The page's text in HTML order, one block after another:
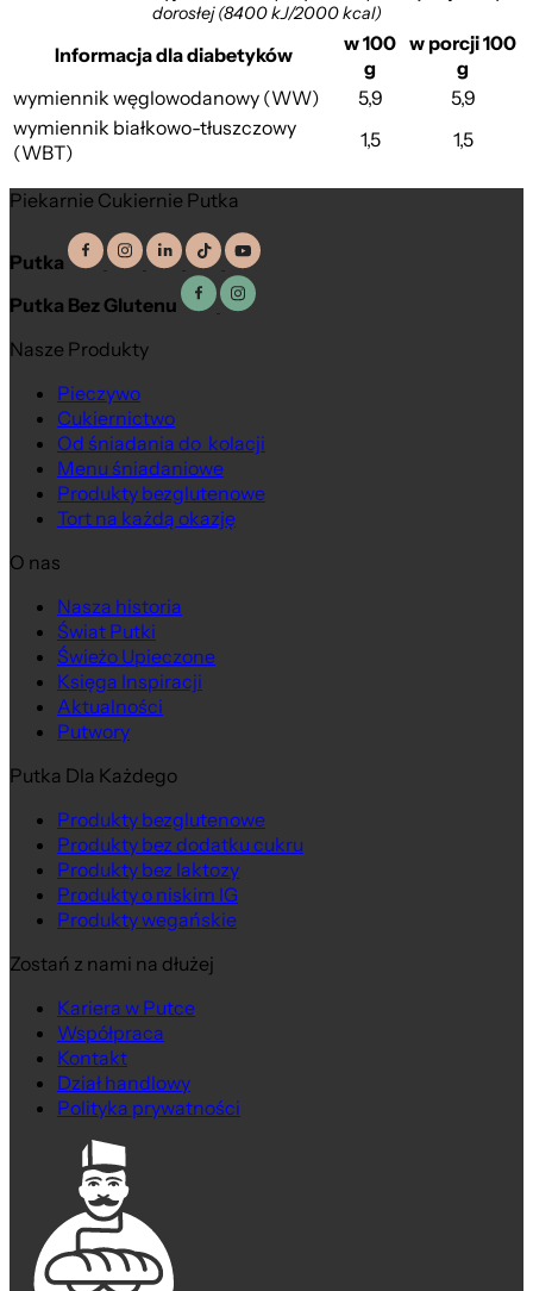
dorosłej (8400 kJ/2000 kcal)
Informacja dla diabetyków
w 100
g
w porcji 100
g
wymiennik węglowodanowy (WW)
5,9
5,9
wymiennik białkowo-tłuszczowy
(WBT)
1,5 1,5
Piekarnie Cukiernie Putka
Putka
Putka Bez Glutenu
Nasze Produkty
Pieczywo
Cukiernictwo
Od śniadania do kolacji
Menu śniadaniowe
Produkty bezglutenowe
Tort na każdą okazję
O nas
Nasza historia
Świat Putki
Świeżo Upieczone
Księga Inspiracji
Aktualności
Putwory
Putka Dla Każdego
Produkty bezglutenowe
Produkty bez dodatku cukru
Produkty bez laktozy
Produkty o niskim IG
Produkty wegańskie
Zostań z nami na dłużej
Kariera w Putce
Współpraca
Kontakt
Dział handlowy
Polityka prywatności